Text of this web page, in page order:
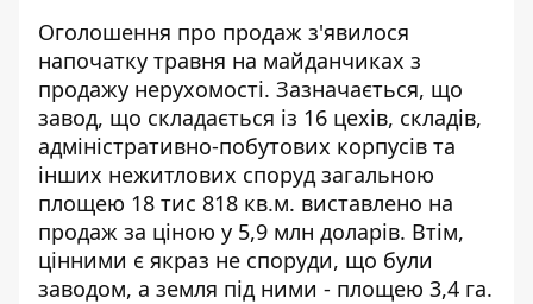
Оголошення про продаж з'явилося
напочатку травня на майданчиках з
продажу нерухомості. Зазначається, що
завод, що складається із 16 цехів, складів,
адміністративно-побутових корпусів та
інших нежитлових споруд загальною
площею 18 тис 818 кв.м. виставлено на
продаж за ціною у 5,9 млн доларів. Втім,
цінними є якраз не споруди, що були
заводом, а земля під ними - площею 3,4 га.